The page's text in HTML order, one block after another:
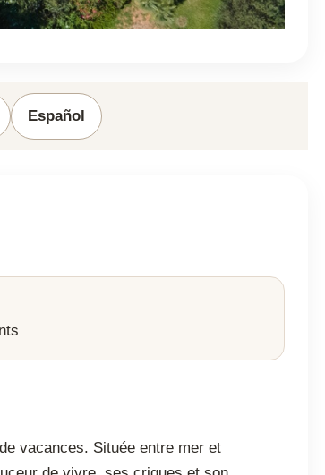
Español
vacances. Située entre mer et